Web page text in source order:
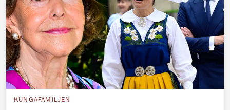
KUNGAFAMILJEN